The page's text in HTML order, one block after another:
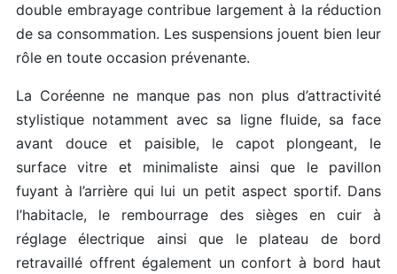
double embrayage contribue largement à la réduction
de sa consommation. Les suspensions jouent bien leur
rôle en toute occasion prévenante.
La Coréenne ne manque pas non plus d’attractivité
stylistique notamment avec sa ligne fluide, sa face
avant douce et paisible, le capot plongeant, le
surface vitre et minimaliste ainsi que le pavillon
fuyant à l’arrière qui lui un petit aspect sportif. Dans
l’habitacle, le rembourrage des sièges en cuir à
réglage électrique ainsi que le plateau de bord
retravaillé offrent également un confort à bord haut